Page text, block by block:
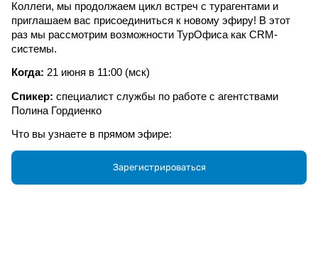
Коллеги, мы продолжаем цикл встреч с турагентами и
приглашаем вас присоединиться к новому эфиру! В этот
раз мы рассмотрим возможности ТурОфиса как CRM-
системы.
Когда: 21 июня в 11:00 (мск)
Спикер: специалист службы по работе с агентствами
Полина Гордиенко
Что вы узнаете в прямом эфире:
где скачать договор с туристом и как его
Зарегистрироваться